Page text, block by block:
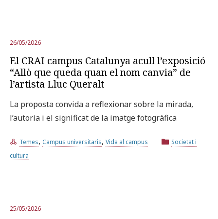
26/05/2026
El CRAI campus Catalunya acull l’exposició
“Allò que queda quan el nom canvia” de
l’artista Lluc Queralt
La proposta convida a reflexionar sobre la mirada,
l’autoria i el significat de la imatge fotogràfica
Temes, Campus universitaris, Vida al campus
Societat i
cultura
25/05/2026